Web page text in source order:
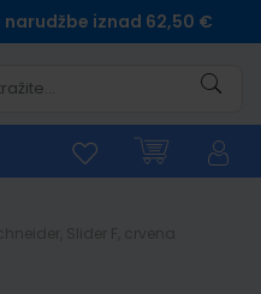
iznad 62,50 €